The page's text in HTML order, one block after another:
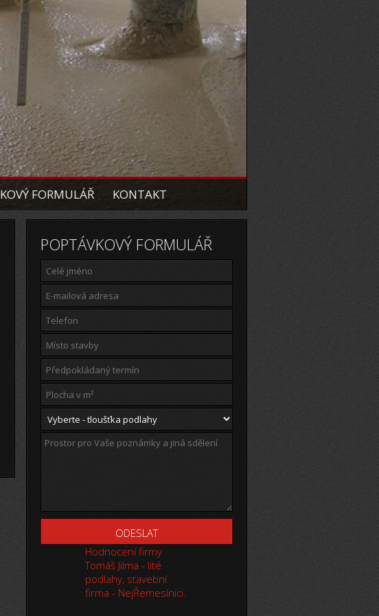
FORMULÁŘ KONTAKT
POPTÁVKOVÝ FORMULÁŘ
Hodnocení firmy
Tomáš Jilma - lité
podlahy, stavební
firma - NejŘemeslníci.